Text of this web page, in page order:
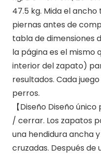
47.5 kg. Mida el
piernas antes de
tabla de dimensiones
la página es el mismo
interior del zapato)
resultados. Cada
perros.
【Diseño Diseño
/ cerrar. Los zapatos
una hendidura ancha
cruzadas. Después